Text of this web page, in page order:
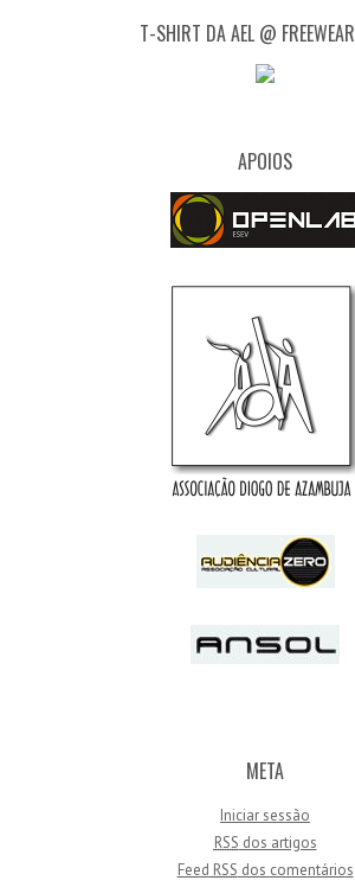
T-SHIRT DA AEL @
APOIOS
META
Iniciar sessão
RSS dos artigos
Feed RSS dos comentários